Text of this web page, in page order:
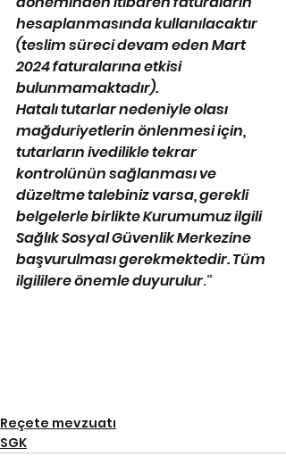
hesaplanmasında kullanılacaktır
(teslim süreci devam eden Mart
2024 faturalarına etkisi
bulunmamaktadır).
Hatalı tutarlar nedeniyle olası
mağduriyetlerin önlenmesi için,
tutarların ivedilikle tekrar
kontrolünün sağlanması ve
düzeltme talebiniz varsa, gerekli
belgelerle birlikte Kurumumuz ilgili
Sağlık Sosyal Güvenlik Merkezine
başvurulması gerekmektedir. Tüm
ilgililere önemle duyurulur."
Reçete mevzuatı
SGK